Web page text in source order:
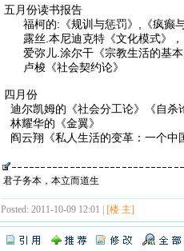
五月份读书报告
福柯的:《规训与惩罚》,《疯癫
露丝.本尼迪克特《文化模式》，
爱弥儿.涂尔干《宗教生活的基本
卢梭《社会契约论》
四月份
迪尔凯姆的《社会分工论》《自杀
林耀华的《金翼》
阎云翔《私人生活的变革：一个
君子务本，本立而道生
Posted: 2011-10-09 12:01 | [楼 主]